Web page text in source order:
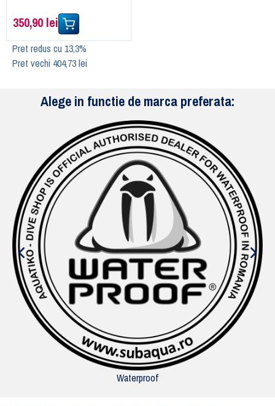
350,90 lei
Pret redus cu 13,3%
Pret vechi 404,73 lei
Alege in functie de marca preferata:
Waterproof